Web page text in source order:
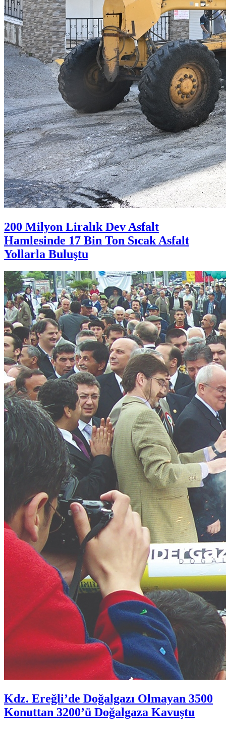
200 Milyon Liralık Dev Asfalt
Hamlesinde 17 Bin Ton Sıcak Asfalt
Yollarla Buluştu
Kdz. Ereğli’de Doğalgazı Olmayan 3500
Konuttan 3200’ü Doğalgaza Kavuştu